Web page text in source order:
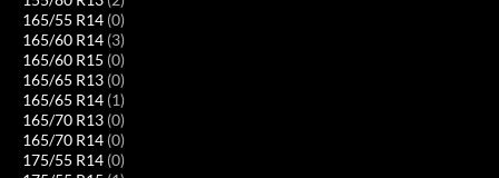
165/55 R14 (0)
165/60 R14 (3)
165/60 R15 (0)
165/65 R13 (0)
165/65 R14 (1)
165/70 R13 (0)
165/70 R14 (0)
175/55 R14 (0)